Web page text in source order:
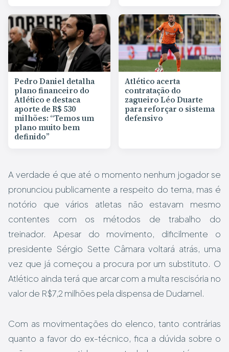
Pedro Daniel detalha
plano financeiro do
Atlético e destaca
aporte de R$ 530
milhões: “Temos um
plano muito bem
definido”
Atlético acerta
contratação do
zagueiro Léo Duarte
para reforçar o sistema
defensivo
A verdade é que até o momento nenhum jogador se
pronunciou publicamente a respeito do tema, mas é
notório que vários atletas não estavam mesmo
contentes com os métodos de trabalho do
treinador. Apesar do movimento, dificilmente o
presidente Sérgio Sette Câmara voltará atrás, uma
vez que já começou a procura por um substituto. O
Atlético ainda terá que arcar com a multa rescisória no
valor de R$7,2 milhões pela dispensa de Dudamel.
Com as movimentações do elenco, tanto contrárias
quanto a favor do ex-técnico, fica a dúvida sobre o